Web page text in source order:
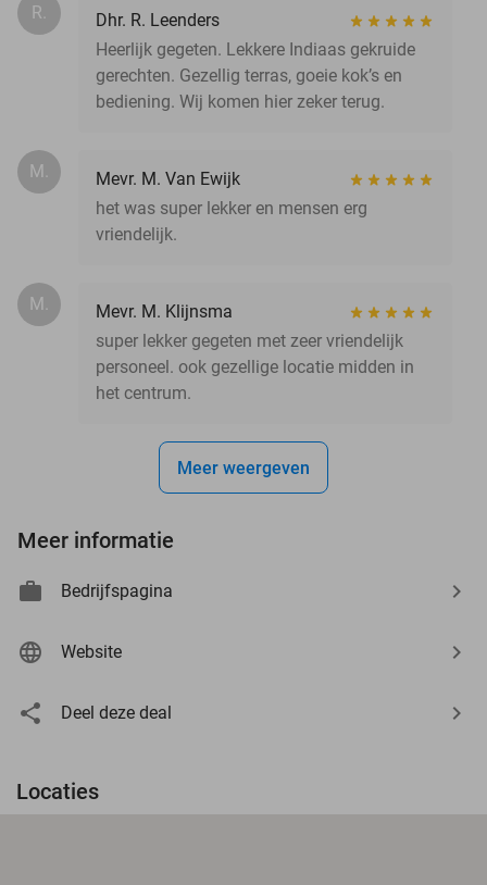
R.
Dhr. R. Leenders
Heerlijk gegeten. Lekkere Indiaas gekruide
gerechten. Gezellig terras, goeie kok’s en
bediening. Wij komen hier zeker terug.
M.
Mevr. M. Van Ewijk
het was super lekker en mensen erg
vriendelijk.
M.
Mevr. M. Klijnsma
super lekker gegeten met zeer vriendelijk
personeel. ook gezellige locatie midden in
het centrum.
Meer weergeven
Meer informatie
Bedrijfspagina
Website
Deel deze deal
Locaties